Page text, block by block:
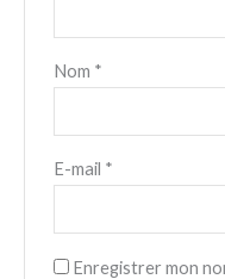
Nom *
E-mail *
Enregistrer mon